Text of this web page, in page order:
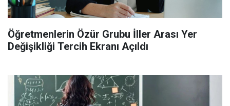
Öğretmenlerin Özür Grubu İller Arası Yer
Değişikliği Tercih Ekranı Açıldı